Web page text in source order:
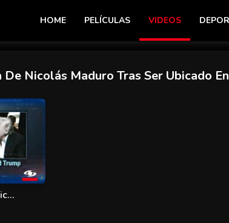
HOME PELÍCULAS VIDEOS
De Nicolás Maduro Tras Ser Ubicado